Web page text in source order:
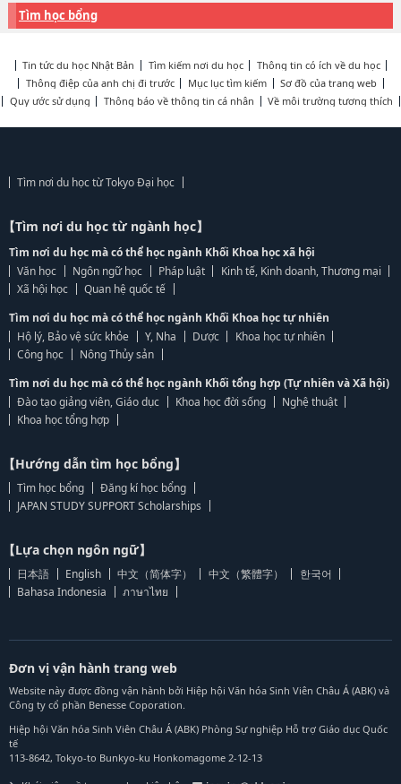
Tìm học bổng
Tin tức du học Nhật Bản Tìm kiếm nơi du học
Thông tin có ích về du học
Thông điệp của anh chị đi trước
Mục lục tìm kiếm
Sơ đồ của trang web
Quy ước sử dụng
Thông báo về thông tin cá nhân Về môi trường tương thích
Tìm nơi du học từ Tokyo Đại học
【Tìm nơi du học từ ngành học】
Tìm nơi du học mà có thể học ngành Khối Khoa học xã hội
Văn học
Ngôn ngữ học Pháp luật
Kinh tế, Kinh doanh, Thương mại
Xã hội học
Quan hệ quốc tế
Tìm nơi du học mà có thể học ngành Khối Khoa học tự nhiên
Hộ lý, Bảo vệ sức khỏe
Y, Nha Dược
Khoa học tự nhiên
Công học
Nông Thủy sản
Tìm nơi du học mà có thể học ngành Khối tổng hợp (Tự nhiên và Xã hội)
Đào tạo giảng viên, Giáo dục
Khoa học đời sống
Nghệ thuật
Khoa học tổng hợp
【Hướng dẫn tìm học bổng】
Tìm học bổng
Đăng kí học bổng
JAPAN STUDY SUPPORT Scholarships
【Lựa chọn ngôn ngữ】
日本語 English 中文（简体字） 中文（繁體字）
한국어
Bahasa Indonesia
ภาษาไทย
Đơn vị vận hành trang web
Website này được đồng vận hành bởi Hiệp hội Văn hóa Sinh Viên Châu Á (ABK) và
Công ty cổ phần Benesse Coporation.
Hiệp hội Văn hóa Sinh Viên Châu Á (ABK) Phòng Sự nghiệp Hỗ trợ Giáo dục Quốc
tế
113-8642, Tokyo-to Bunkyo-ku Honkomagome 2-12-13